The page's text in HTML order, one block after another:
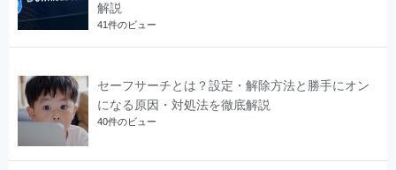
解説
41件のビュー
セーフサーチとは？設定・解除方法と勝手にオン
になる原因・対処法を徹底解説
40件のビュー